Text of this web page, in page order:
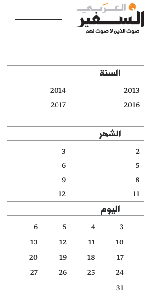
السنة
2013
2014
2016
2017
الشهر
2
3
5
6
8
9
11
12
اليوم
3
4
5
6
10
11
12
13
17
18
19
20
24
25
26
27
31